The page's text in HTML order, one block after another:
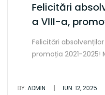
Felicitări
a VIII-a,
Felicitări
promoția 2021-2025!
BY: ADMIN | IUN. 12, 2025